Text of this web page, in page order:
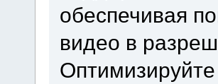
обеспечивая
видео в